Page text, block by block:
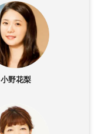
小野花梨